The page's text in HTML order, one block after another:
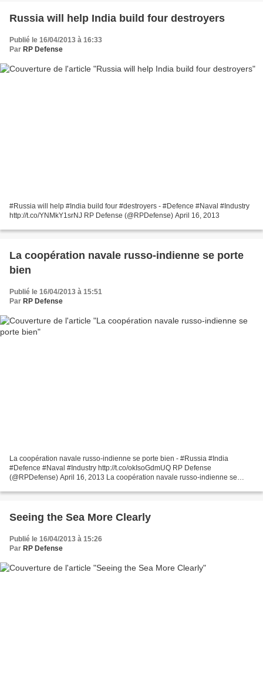
Russia will help India build four destroyers
Publié le 16/04/2013 à 16:33
Par RP Defense
#Russia will help #India build four #destroyers - #Defence #Naval #Industry
http://t.co/YNMkY1srNJ RP Defense (@RPDefense) April 16, 2013
La coopération navale russo-indienne se porte
bien
Publié le 16/04/2013 à 15:51
Par RP Defense
La coopération navale russo-indienne se porte bien - #Russia #India
#Defence #Naval #Industry http://t.co/okIsoGdmUQ RP Defense
(@RPDefense) April 16, 2013 La coopération navale russo-indienne se
Seeing the Sea More Clearly
Publié le 16/04/2013 à 15:26
Par RP Defense